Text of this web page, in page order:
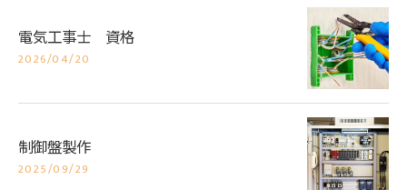
電気工事士 資格
2026/04/20
制御盤製作
2025/09/29